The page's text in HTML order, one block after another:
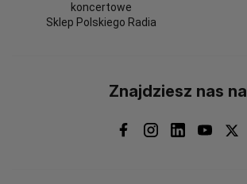
koncertowe
Sklep Polskiego Radia
Znajdziesz nas na